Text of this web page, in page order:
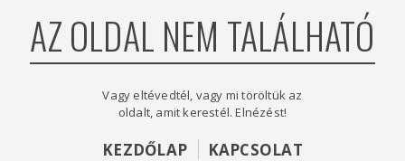
AZ OLDAL NEM TALÁLHATÓ
Vagy eltévedtél, vagy mi töröltük az
oldalt, amit kerestél. Elnézést!
KEZDŐLAP KAPCSOLAT